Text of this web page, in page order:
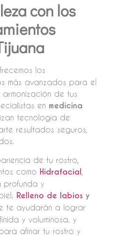
con los
los
más avanzados para el
de tus
en medicina
tecnología de
resultados seguros,
de tu rostro,
como Hidrafacial
profunda y
Relleno de labios y
te ayudarán a lograr
y voluminosa; y
afinar tu rostro y